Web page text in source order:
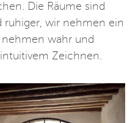
Die Räume sind
ruhiger, wir nehmen ein
wahr und
Zeichnen.